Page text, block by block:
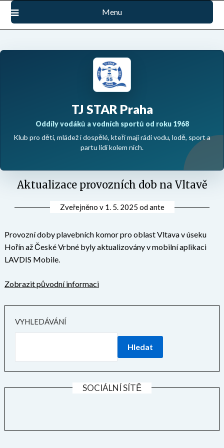
Přejdi
obsah
Menu
TJ STAR Praha
Oddíly vodáků a vodních sportů od roku 1968
Klub pro děti, mládež i dospělé, kteří mají rádi vodu, lodě, sport a
partu lidí kolem nich.
Aktualizace provozních dob na Vltavě
Zveřejněno v 1. 5. 2025 odante
Provozní doby plavebních komor pro oblast Vltava v úseku
Hořín až České Vrbné byly aktualizovány v mobilní aplikaci
LAVDIS Mobile.
Zobrazit původní informaci
VYHLEDÁVÁNÍ
Hledat
SOCIÁLNÍ SÍTĚ